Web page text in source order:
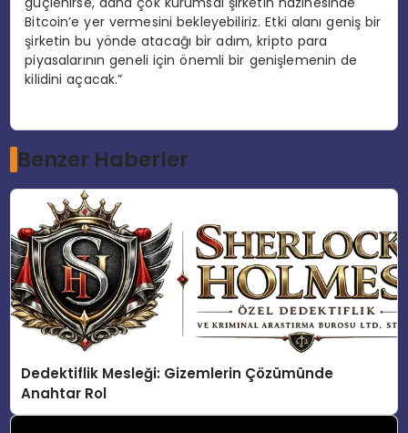
Bitcoin’e yer vermesini bekleyebiliriz. Etki alanı geniş bir
şirketin bu yönde atacağı bir adım, kripto para
piyasalarının geneli için önemli bir genişlemenin de
kilidini açacak.”
Benzer Haberler
Dedektiflik Mesleği: Gizemlerin Çözümünde
Anahtar Rol